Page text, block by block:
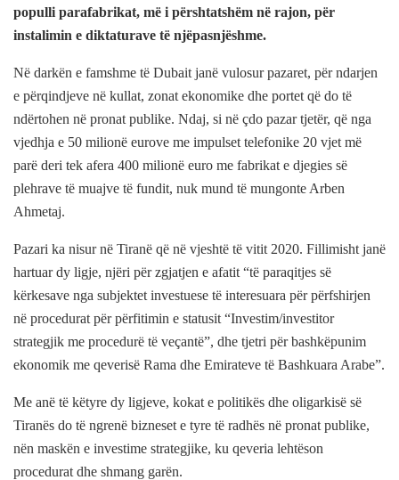
populli parafabrikat, më i përshtatshëm në rajon, për
instalimin e diktaturave të njëpasnjëshme.
Në darkën e famshme të Dubait janë vulosur pazaret, për ndarjen
e përqindjeve në kullat, zonat ekonomike dhe portet që do të
ndërtohen në pronat publike. Ndaj, si në çdo pazar tjetër, që nga
vjedhja e 50 milionë eurove me impulset telefonike 20 vjet më
parë deri tek afera 400 milionë euro me fabrikat e djegies së
plehrave të muajve të fundit, nuk mund të mungonte Arben
Ahmetaj.
Pazari ka nisur në Tiranë që në vjeshtë të vitit 2020. Fillimisht janë
hartuar dy ligje, njëri për zgjatjen e afatit “të paraqitjes së
kërkesave nga subjektet investuese të interesuara për përfshirjen
në procedurat për përfitimin e statusit “Investim/investitor
strategjik me procedurë të veçantë”, dhe tjetri për bashkëpunim
ekonomik me qeverisë Rama dhe Emirateve të Bashkuara Arabe”.
Me anë të këtyre dy ligjeve, kokat e politikës dhe oligarkisë së
Tiranës do të ngrenë bizneset e tyre të radhës në pronat publike,
nën maskën e investime strategjike, ku qeveria lehtëson
procedurat dhe shmang garën.